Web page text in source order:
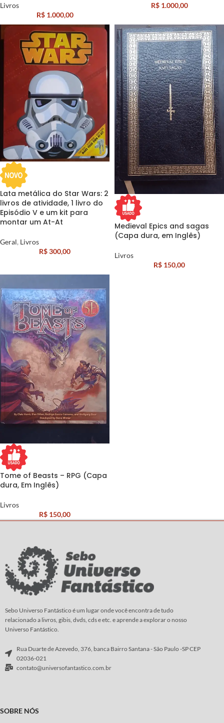
Livros
R$1.000,00
R$1.000,00
Lata metálica do Star Wars: 2
livros de atividade, 1 livro do
Episódio V e um kit para
montar um At-At
Geral, Livros
R$300,00
Medieval Epics and sagas
(Capa dura, em Inglês)
Livros
R$ 150,00
Tome of Beasts – RPG (Capa
dura, Em Inglês)
Livros
R$ 150,00
Sebo Universo Fantástico é um lugar onde você encontra de tudo
relacionado a livros, gibis, dvds, cds e etc. e aprende a explorar o nosso
Universo Fantástico.
Rua Duarte de Azevedo, 376, banca Bairro Santana - São Paulo -SP CEP
02036-021
contato@universofantastico.com.br
SOBRE NÓS